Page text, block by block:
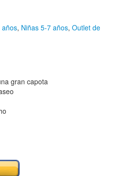
años, Niñas 5-7 años, Outlet de
gran capota